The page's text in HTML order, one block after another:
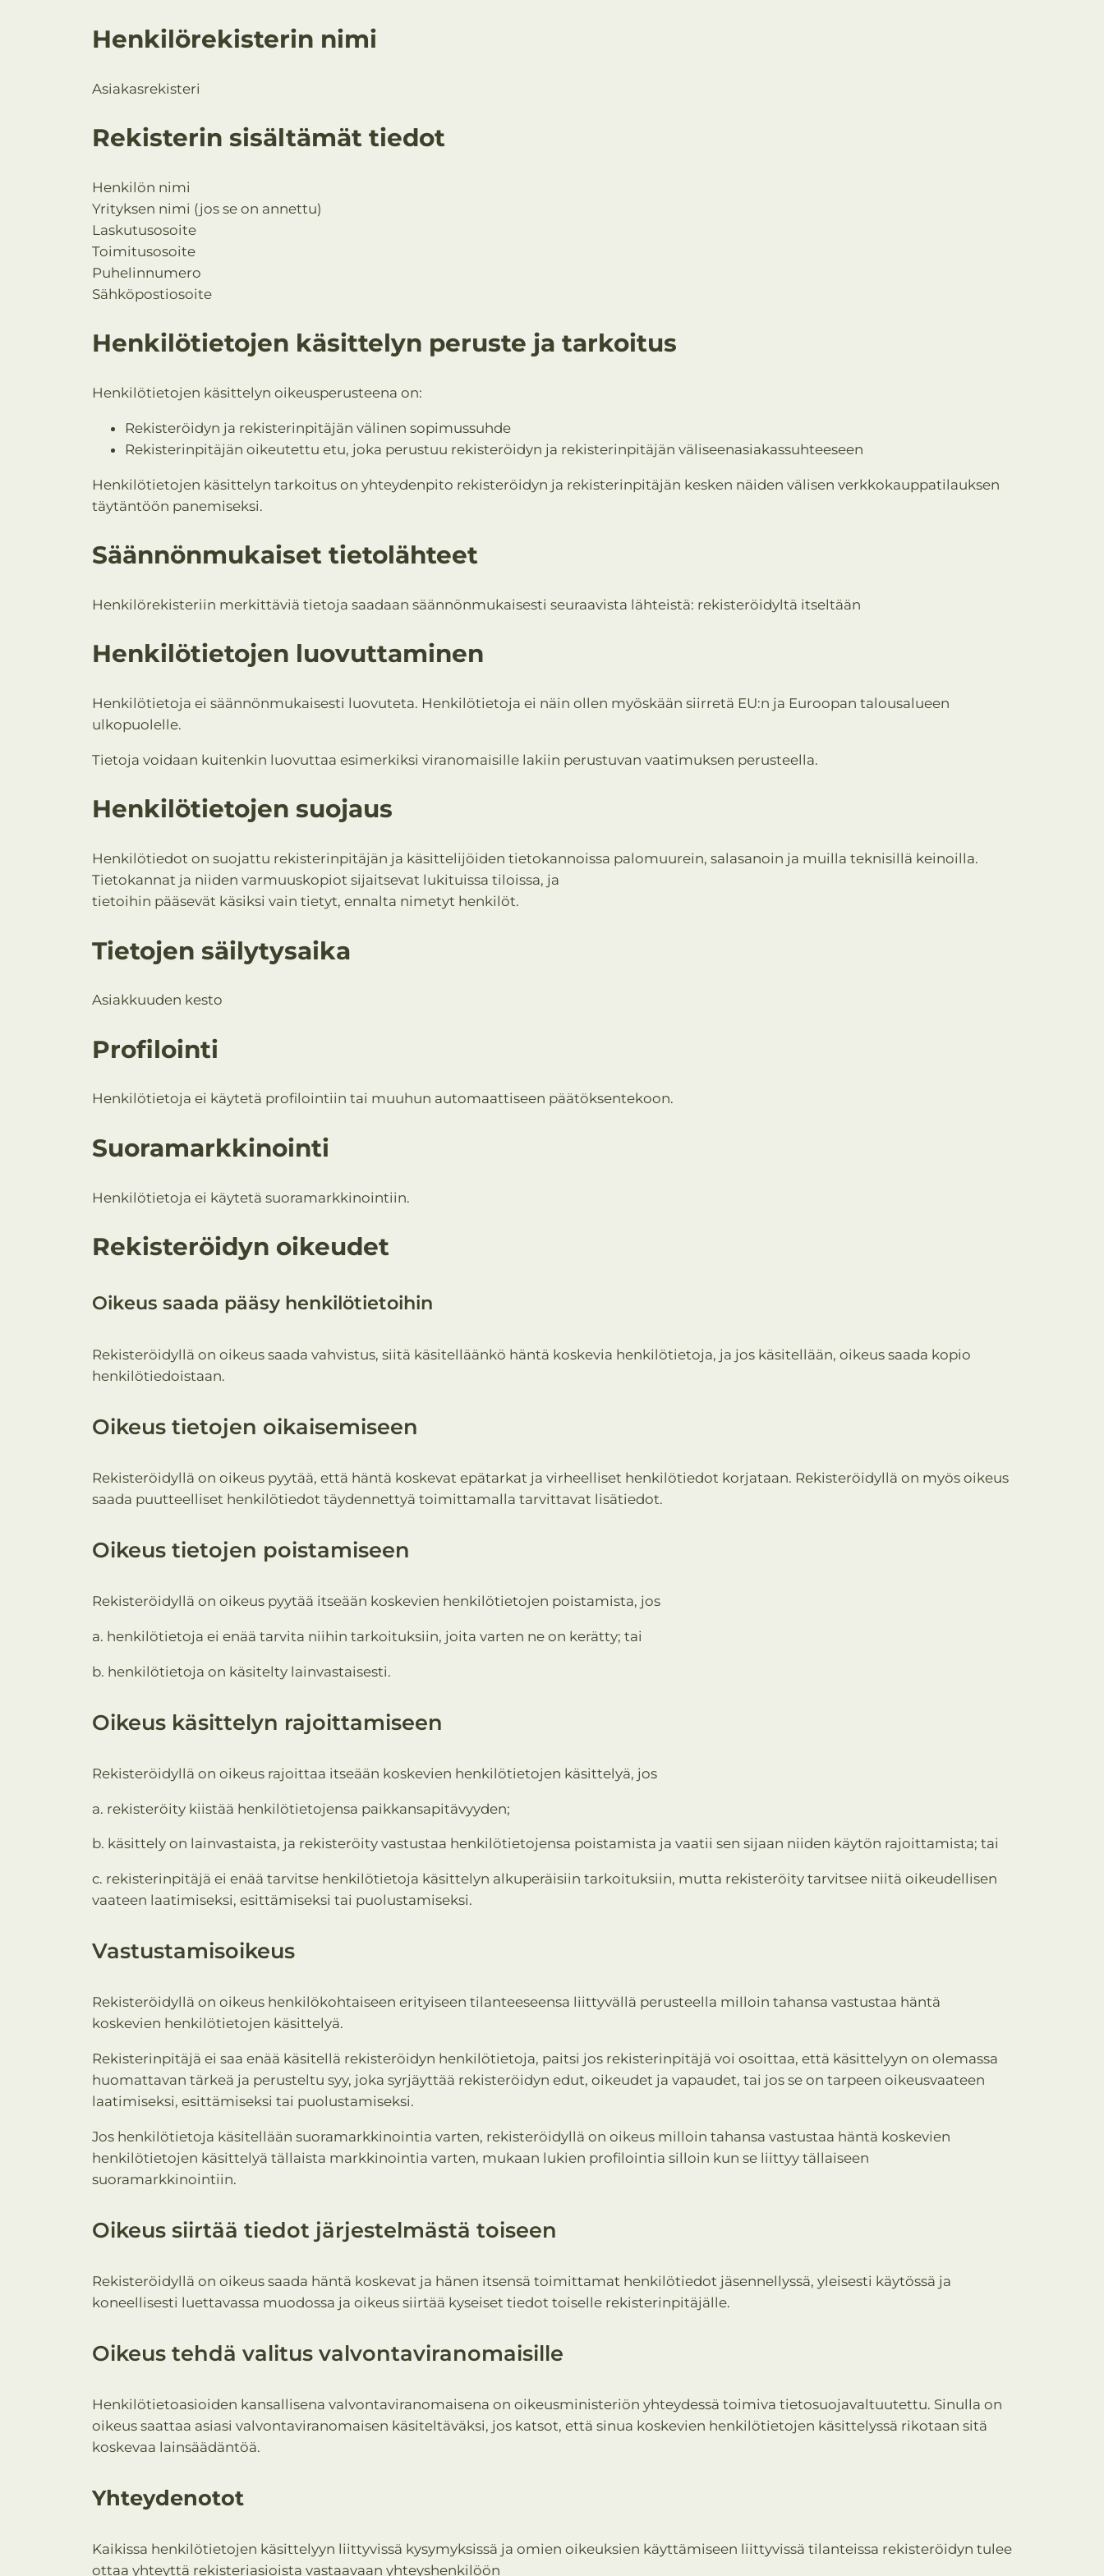
Henkilörekisterin nimi
Asiakasrekisteri
Rekisterin sisältämät tiedot
Henkilön nimi
Yrityksen nimi (jos se on annettu)
Laskutusosoite
Toimitusosoite
Puhelinnumero
Sähköpostiosoite
Henkilötietojen käsittelyn peruste ja tarkoitus
Henkilötietojen käsittelyn oikeusperusteena on:
Rekisteröidyn ja rekisterinpitäjän välinen sopimussuhde
Rekisterinpitäjän oikeutettu etu, joka perustuu rekisteröidyn ja rekisterinpitäjän väliseenasiakassuhteeseen
Henkilötietojen käsittelyn tarkoitus on yhteydenpito rekisteröidyn ja rekisterinpitäjän kesken näiden välisen verkkokauppatilauksen
täytäntöön panemiseksi.
Säännönmukaiset tietolähteet
Henkilörekisteriin merkittäviä tietoja saadaan säännönmukaisesti seuraavista lähteistä: rekisteröidyltä itseltään
Henkilötietojen luovuttaminen
Henkilötietoja ei säännönmukaisesti luovuteta. Henkilötietoja ei näin ollen myöskään siirretä EU:n ja Euroopan talousalueen
ulkopuolelle.
Tietoja voidaan kuitenkin luovuttaa esimerkiksi viranomaisille lakiin perustuvan vaatimuksen perusteella.
Henkilötietojen suojaus
Henkilötiedot on suojattu rekisterinpitäjän ja käsittelijöiden tietokannoissa palomuurein, salasanoin ja muilla teknisillä keinoilla.
Tietokannat ja niiden varmuuskopiot sijaitsevat lukituissa tiloissa, ja
tietoihin pääsevät käsiksi vain tietyt, ennalta nimetyt henkilöt.
Tietojen säilytysaika
Asiakkuuden kesto
Profilointi
Henkilötietoja ei käytetä profilointiin tai muuhun automaattiseen päätöksentekoon.
Suoramarkkinointi
Henkilötietoja ei käytetä suoramarkkinointiin.
Rekisteröidyn oikeudet
Oikeus saada pääsy henkilötietoihin
Rekisteröidyllä on oikeus saada vahvistus, siitä käsitelläänkö häntä koskevia henkilötietoja, ja jos käsitellään, oikeus saada kopio
henkilötiedoistaan.
Oikeus tietojen oikaisemiseen
Rekisteröidyllä on oikeus pyytää, että häntä koskevat epätarkat ja virheelliset henkilötiedot korjataan. Rekisteröidyllä on myös oikeus
saada puutteelliset henkilötiedot täydennettyä toimittamalla tarvittavat lisätiedot.
Oikeus tietojen poistamiseen
Rekisteröidyllä on oikeus pyytää itseään koskevien henkilötietojen poistamista, jos
a. henkilötietoja ei enää tarvita niihin tarkoituksiin, joita varten ne on kerätty; tai
b. henkilötietoja on käsitelty lainvastaisesti.
Oikeus käsittelyn rajoittamiseen
Rekisteröidyllä on oikeus rajoittaa itseään koskevien henkilötietojen käsittelyä, jos
a. rekisteröity kiistää henkilötietojensa paikkansapitävyyden;
b. käsittely on lainvastaista, ja rekisteröity vastustaa henkilötietojensa poistamista ja vaatii sen sijaan niiden käytön rajoittamista; tai
c. rekisterinpitäjä ei enää tarvitse henkilötietoja käsittelyn alkuperäisiin tarkoituksiin, mutta rekisteröity tarvitsee niitä oikeudellisen
vaateen laatimiseksi, esittämiseksi tai puolustamiseksi.
Vastustamisoikeus
Rekisteröidyllä on oikeus henkilökohtaiseen erityiseen tilanteeseensa liittyvällä perusteella milloin tahansa vastustaa häntä
koskevien henkilötietojen käsittelyä.
Rekisterinpitäjä ei saa enää käsitellä rekisteröidyn henkilötietoja, paitsi jos rekisterinpitäjä voi osoittaa, että käsittelyyn on olemassa
huomattavan tärkeä ja perusteltu syy, joka syrjäyttää rekisteröidyn edut, oikeudet ja vapaudet, tai jos se on tarpeen oikeusvaateen
laatimiseksi, esittämiseksi tai puolustamiseksi.
Jos henkilötietoja käsitellään suoramarkkinointia varten, rekisteröidyllä on oikeus milloin tahansa vastustaa häntä koskevien
henkilötietojen käsittelyä tällaista markkinointia varten, mukaan lukien profilointia silloin kun se liittyy tällaiseen
suoramarkkinointiin.
Oikeus siirtää tiedot järjestelmästä toiseen
Rekisteröidyllä on oikeus saada häntä koskevat ja hänen itsensä toimittamat henkilötiedot jäsennellyssä, yleisesti käytössä ja
koneellisesti luettavassa muodossa ja oikeus siirtää kyseiset tiedot toiselle rekisterinpitäjälle.
Oikeus tehdä valitus valvontaviranomaisille
Henkilötietoasioiden kansallisena valvontaviranomaisena on oikeusministeriön yhteydessä toimiva tietosuojavaltuutettu. Sinulla on
oikeus saattaa asiasi valvontaviranomaisen käsiteltäväksi, jos katsot, että sinua koskevien henkilötietojen käsittelyssä rikotaan sitä
koskevaa lainsäädäntöä.
Yhteydenotot
Kaikissa henkilötietojen käsittelyyn liittyvissä kysymyksissä ja omien oikeuksien käyttämiseen liittyvissä tilanteissa rekisteröidyn tulee
ottaa yhteyttä rekisteriasioista vastaavaan yhteyshenkilöön